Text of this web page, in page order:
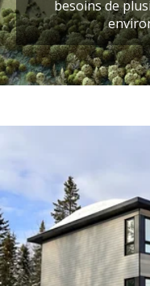
besoins de